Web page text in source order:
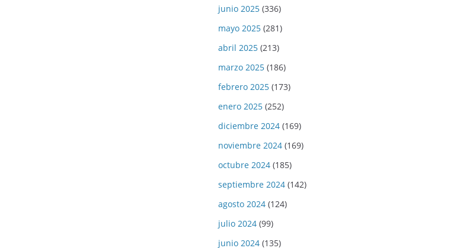
junio 2025 (336)
mayo 2025 (281)
abril 2025 (213)
marzo 2025 (186)
febrero 2025 (173)
enero 2025 (252)
diciembre 2024 (169)
noviembre 2024 (169)
octubre 2024 (185)
septiembre 2024 (142)
agosto 2024 (124)
julio 2024 (99)
junio 2024 (135)